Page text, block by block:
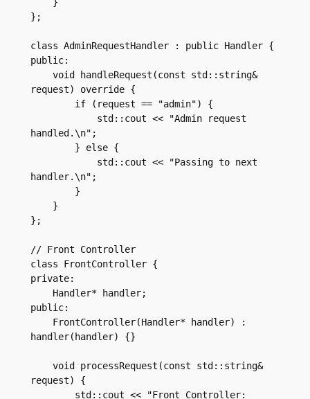
};
class AdminRequestHandler : public Handler {
public:
request) override {
handled.\n";
handler.\n";
};
// Front Controller
class FrontController {
private:
public:
handler(handler) {}
request) {